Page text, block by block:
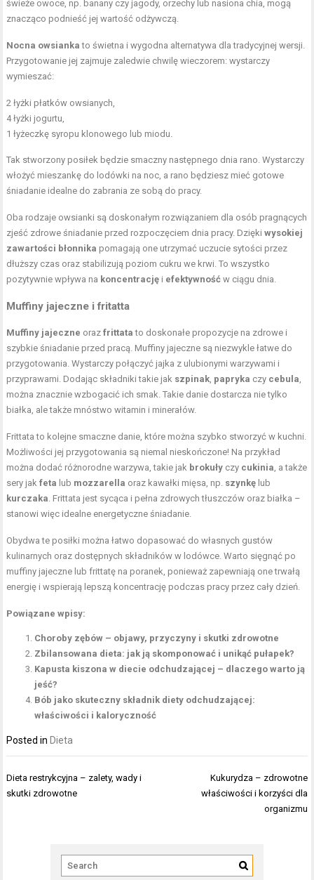
świeże owoce, np. banany czy jagody, orzechy lub nasiona chia, mogą
znacząco podnieść jej wartość odżywczą.
Nocna owsianka to świetna i wygodna alternatywa dla tradycyjnej wersji.
Przygotowanie jej zajmuje zaledwie chwilę wieczorem: wystarczy
wymieszać:
2 łyżki płatków owsianych,
4 łyżki jogurtu,
1 łyżeczkę syropu klonowego lub miodu.
Tak stworzony posiłek będzie smaczny następnego dnia rano. Wystarczy
włożyć mieszankę do lodówki na noc, a rano będziesz mieć gotowe
śniadanie idealne do zabrania ze sobą do pracy.
Oba rodzaje owsianki są doskonałym rozwiązaniem dla osób pragnących
zjeść zdrowe śniadanie przed rozpoczęciem dnia pracy. Dziękiwysokiej
zawartości błonnika pomagają one utrzymać uczucie sytości przez
dłuższy czas oraz stabilizują poziom cukru we krwi. To wszystko
pozytywnie wpływa na koncentrację i efektywność w ciągu dnia.
Muffiny jajeczne i fritatta
Muffiny jajeczne orazfrittata to doskonałe propozycje na zdrowe i
szybkie śniadanie przed pracą. Muffiny jajeczne są niezwykle łatwe do
przygotowania. Wystarczy połączyć jajka z ulubionymi warzywami i
przyprawami. Dodając składniki takie jak szpinak, papryka czy cebula,
można znacznie wzbogacić ich smak. Takie danie dostarcza nie tylko
białka, ale także mnóstwo witamin i minerałów.
Frittata to kolejne smaczne danie, które można szybko stworzyć w kuchni.
Możliwości jej przygotowania są niemal nieskończone! Na przykład
można dodać różnorodne warzywa, takie jak brokuły czy cukinia, a także
sery jakfeta lub mozzarella oraz kawałki mięsa, np. szynkę lub
kurczaka. Frittata jest sycąca i pełna zdrowych tłuszczów oraz białka –
stanowi więc idealne energetyczne śniadanie.
Obydwa te posiłki można łatwo dopasować do własnych gustów
kulinarnych oraz dostępnych składników w lodówce. Warto sięgnąć po
muffiny jajeczne lub frittatę na poranek, ponieważ zapewniają one trwałą
energię i wspierają lepszą koncentrację podczas pracy przez cały dzień.
Powiązane wpisy:
Choroby zębów – objawy, przyczyny i skutki zdrowotne
Zbilansowana dieta: jak ją skomponować i unikąć pułapek?
Kapusta kiszona w diecie odchudzającej – dlaczego warto ją
jeść?
Bób jako skuteczny składnik diety odchudzającej:
właściwości i kaloryczność
Posted in Dieta
Nawigacja
wpisu
Dieta restrykcyjna – zalety, wady i
skutki zdrowotne
Kukurydza – zdrowotne
właściwości i korzyści dla
organizmu